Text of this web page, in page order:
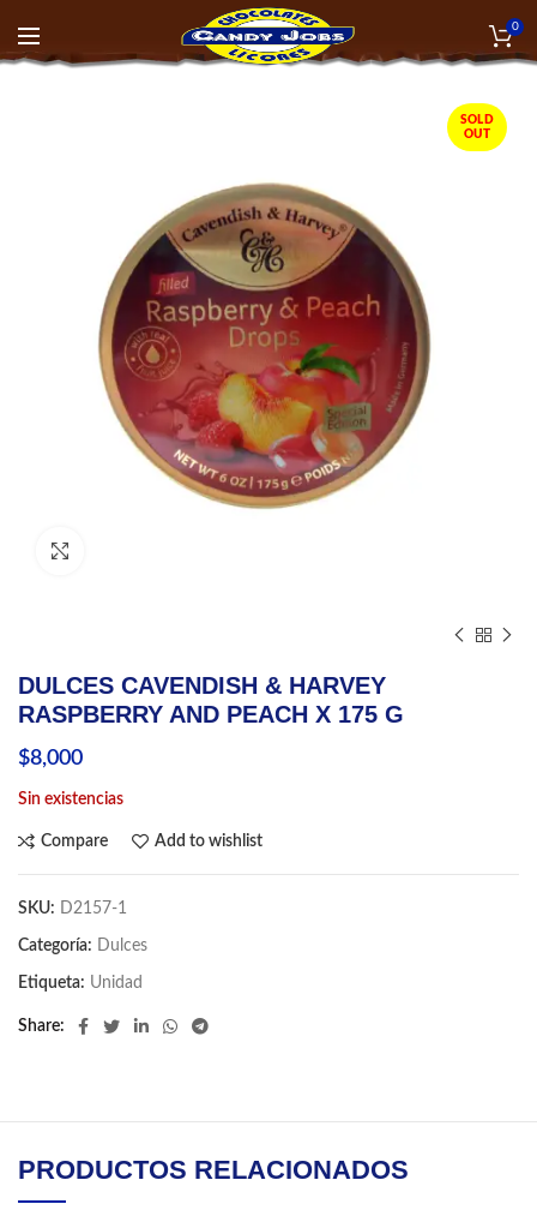
0
SOLD
OUT
DULCES CAVENDISH & HARVEY
RASPBERRY AND PEACH X 175 G
$8,000
Sin existencias
Compare Add to wishlist
SKU: D2157-1
Categoría: Dulces
Etiqueta: Unidad
Share
PRODUCTOS RELACIONADOS